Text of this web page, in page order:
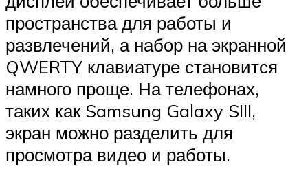
пространства для работы и
развлечений, а набор на экранной
QWERTY клавиатуре становится
намного проще. На телефонах,
таких как Samsung Galaxy SIII,
экран можно разделить для
просмотра видео и работы.